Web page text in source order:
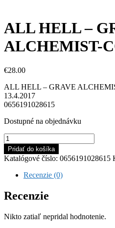
ALL HELL –
ALCHEMIST-
€28.00
ALL HELL – GRAVE
13.4.2017
0656191028615
Dostupné na objednávku
množstvo
ALL
HELL
-
GRAVE
ALCHEMIST-
COLOURED-
Pridať do košíka
Katalógové číslo: 0656191028615
Recenzie (0)
Recenzie
Nikto zatiaľ nepridal hodnotenie.